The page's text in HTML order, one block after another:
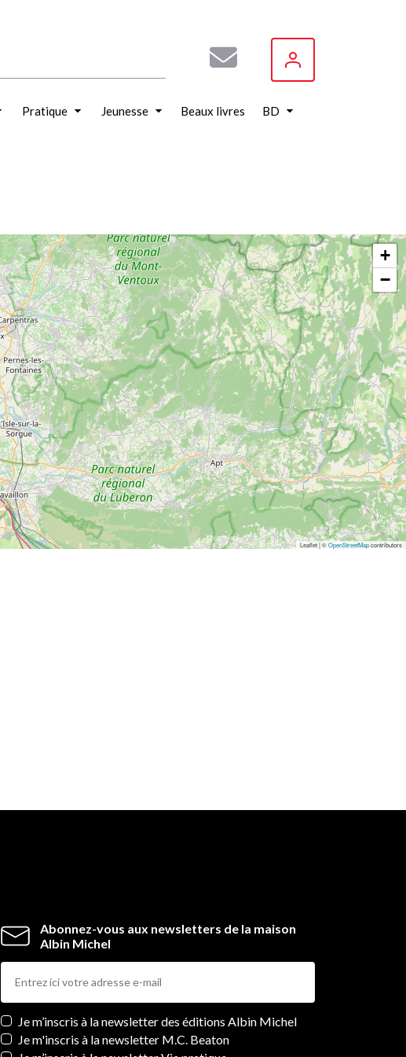
Pratique Jeunesse Beaux livres BD
+
−
Leaflet | ©OpenStreetMapcontributors
Abonnez-vous aux newsletters de la maison
Albin Michel
Newsletters
Je m’inscris à la newsletter des éditions Albin Michel
Je m'inscris à la newsletter M.C. Beaton